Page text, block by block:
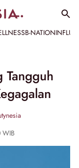
B-NATION
WIB